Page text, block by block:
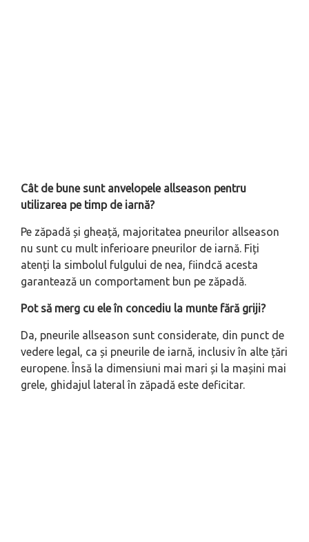
Cât de bune sunt anvelopele allseason pentru
utilizarea pe timp de iarnă?
Pe zăpadă și gheață, majoritatea pneurilor allseason
nu sunt cu mult inferioare pneurilor de iarnă. Fiți
atenți la simbolul fulgului de nea, fiindcă acesta
garantează un comportament bun pe zăpadă.
Pot să merg cu ele în concediu la munte fără griji?
Da, pneurile allseason sunt considerate, din punct de
vedere legal, ca și pneurile de iarnă, inclusiv în alte țări
europene. Însă la dimensiuni mai mari și la mașini mai
grele, ghidajul lateral în zăpadă este deficitar.